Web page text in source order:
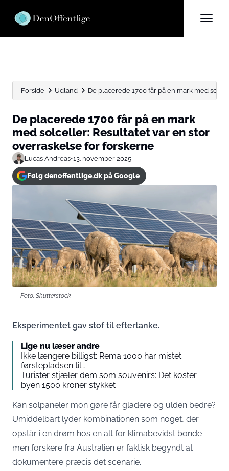
Forside Udland De placerede 1700 får på en mark med
De placerede 1700 får på en mark
med solceller: Resultatet var en stor
overraskelse for forskerne
Lucas Andreas•13. november 2025
Følg denoffentlige.dk på Google
Foto: Shutterstock
Eksperimentet gav stof til eftertanke.
Lige nu læser andre
Ikke længere billigst: Rema 1000 har mistet
førstepladsen til…
Turister stjæler dem som souvenirs: Det koster
byen 1500 kroner stykket
Kan solpaneler mon gøre får gladere og ulden bedre?
Umiddelbart lyder kombinationen som noget, der
opstår i en drøm hos en alt for klimabevidst bonde –
men forskere fra Australien er faktisk begyndt at
dokumentere præcis det scenarie.